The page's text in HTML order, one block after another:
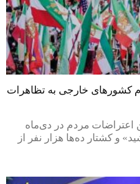
کشورهای خارجی به تظاهرات
اعتراضات مردم در دی‌ماه
و کشتار ده‌ها هزار نفر از